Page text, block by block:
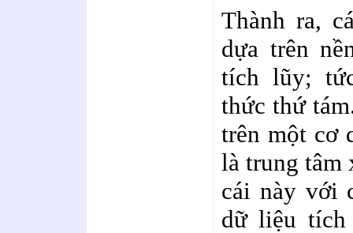
Thành ra,
dựa trên
tích lũy;
thức thứ
trên một cơ
là trung tâm
cái này với
dữ liệu